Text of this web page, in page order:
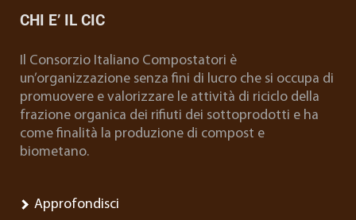
CHI E’ IL CIC
Il Consorzio Italiano Compostatori è
un’organizzazione senza fini di lucro che si occupa di
promuovere e valorizzare le attività di riciclo della
frazione organica dei rifiuti dei sottoprodotti e ha
come finalità la produzione di compost e
biometano.
Approfondisci